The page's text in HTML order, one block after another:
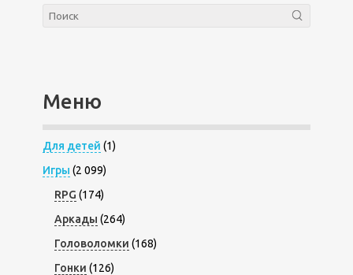
Меню
Для детей (1)
Игры (2 099)
RPG (174)
Аркады (264)
Головоломки (168)
Гонки (126)